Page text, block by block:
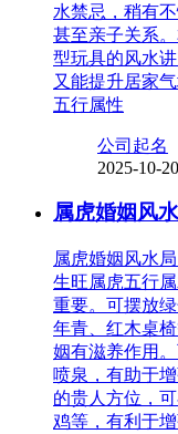
水禁忌，稍有
甚至亲子关系
型玩具的风水
又能提升居家
五行属性
公司起名
2025-10-20
属虎婚姻风
属虎婚姻风水
生旺属虎五行
重要。可摆放
年青、红木桌
姻有滋养作用
喷泉，有助于
的贵人方位，
鸡等，有利于